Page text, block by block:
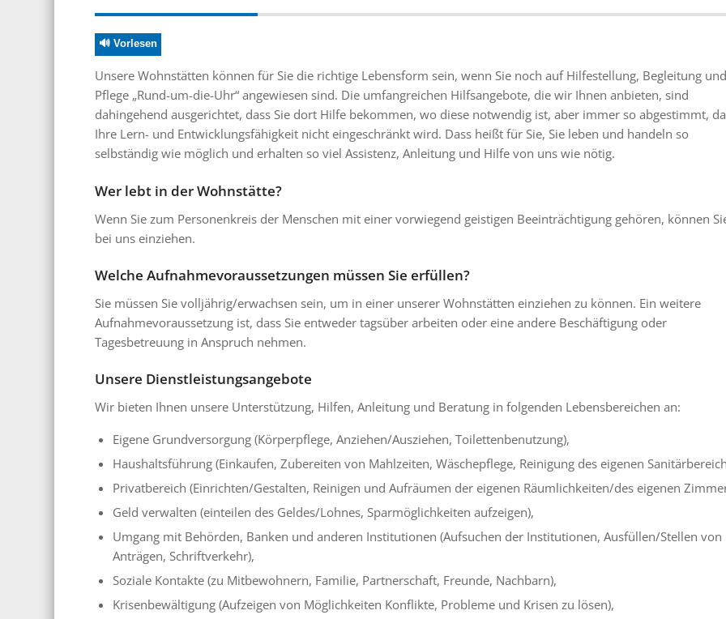
🔊 Vorlesen
Unsere Wohnstätten können für Sie die richtige Lebensform sein, wenn Sie noch auf Hilfestellung, Begleitung
Pflege „Rund-um-die-Uhr“ angewiesen sind. Die umfangreichen Hilfsangebote, die wir Ihnen anbieten, sind
dahingehend ausgerichtet, dass Sie dort Hilfe bekommen, wo diese notwendig ist, aber immer so abgestimmt,
Ihre Lern- und Entwicklungsfähigkeit nicht eingeschränkt wird. Dass heißt für Sie, Sie leben und handeln so
selbständig wie möglich und erhalten so viel Assistenz, Anleitung und Hilfe von uns wie nötig.
Wer lebt in der Wohnstätte?
Wenn Sie zum Personenkreis der Menschen mit einer vorwiegend geistigen Beeinträchtigung gehören, können
bei uns einziehen.
Welche Aufnahmevoraussetzungen müssen Sie erfüllen?
Sie müssen Sie volljährig/erwachsen sein, um in einer unserer Wohnstätten einziehen zu können. Ein weitere
Aufnahmevoraussetzung ist, dass Sie entweder tagsüber arbeiten oder eine andere Beschäftigung oder
Tagesbetreuung in Anspruch nehmen.
Unsere Dienstleistungsangebote
Wir bieten Ihnen unsere Unterstützung, Hilfen, Anleitung und Beratung in folgenden Lebensbereichen an:
Eigene Grundversorgung (Körperpflege, Anziehen/Ausziehen, Toilettenbenutzung),
Haushaltsführung (Einkaufen, Zubereiten von Mahlzeiten, Wäschepflege, Reinigung des eigenen
Privatbereich (Einrichten/Gestalten, Reinigen und Aufräumen der eigenen Räumlichkeiten/des eigenen
Geld verwalten (einteilen des Geldes/Lohnes, Sparmöglichkeiten aufzeigen),
Umgang mit Behörden, Banken und anderen Institutionen (Aufsuchen der Institutionen, Ausfüllen/Stellen von
Anträgen, Schriftverkehr),
Soziale Kontakte (zu Mitbewohnern, Familie, Partnerschaft, Freunde, Nachbarn),
Krisenbewältigung (Aufzeigen von Möglichkeiten Konflikte, Probleme und Krisen zu lösen),